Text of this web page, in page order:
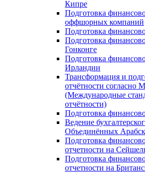
Кипре
Подготовка
оффшорных компаний
Подготовка
Подготовка
Гонконге
Подготовка
Ирландии
Трансформация и
отчётности
(Международные
отчётности)
Подготовка
Ведение
Объединённых
Подготовка
отчетности на
Подготовка
отчетности на